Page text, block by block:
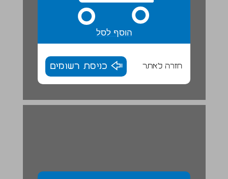
הוסף לסל
חזרה לאתר כניסת רשומים